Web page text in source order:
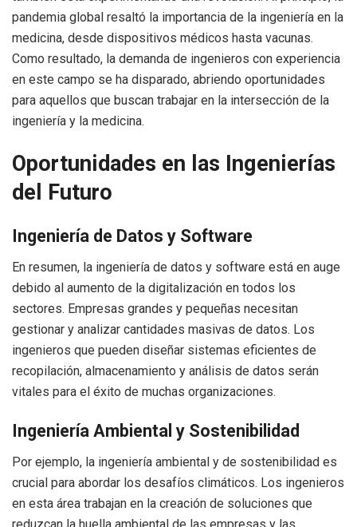
pandemia global resaltó la importancia de la ingeniería en la
medicina, desde dispositivos médicos hasta vacunas.
Como resultado, la demanda de ingenieros con experiencia
en este campo se ha disparado, abriendo oportunidades
para aquellos que buscan trabajar en la intersección de la
ingeniería y la medicina.
Oportunidades en las Ingenierías
del Futuro
Ingeniería de Datos y Software
En resumen, la ingeniería de datos y software está en auge
debido al aumento de la digitalización en todos los
sectores. Empresas grandes y pequeñas necesitan
gestionar y analizar cantidades masivas de datos. Los
ingenieros que pueden diseñar sistemas eficientes de
recopilación, almacenamiento y análisis de datos serán
vitales para el éxito de muchas organizaciones.
Ingeniería Ambiental y Sostenibilidad
Por ejemplo, la ingeniería ambiental y de sostenibilidad es
crucial para abordar los desafíos climáticos. Los ingenieros
en esta área trabajan en la creación de soluciones que